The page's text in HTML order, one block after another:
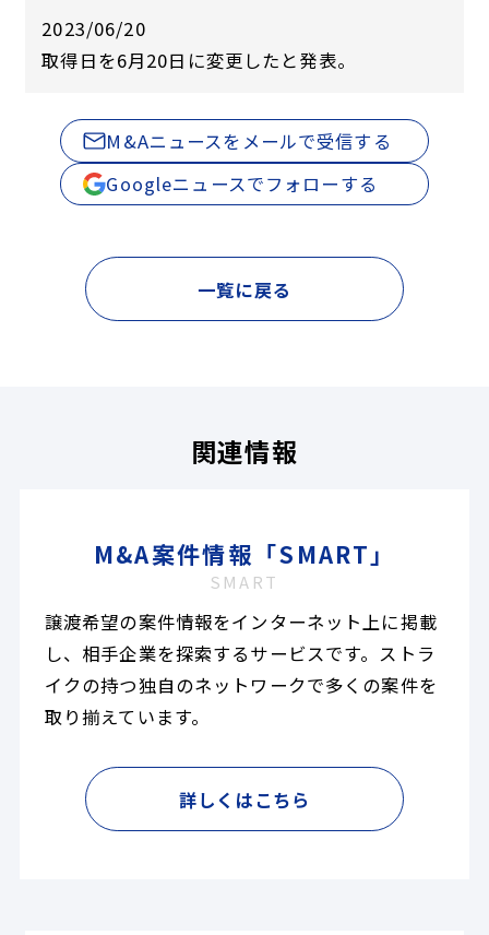
2023/06/20
取得日を6月20日に変更したと発表。
M&Aニュースをメールで受信する
Googleニュースでフォローする
一覧に戻る
関連情報
M&A案件情報「SMART」
SMART
譲渡希望の案件情報をインターネット上に掲載
し、相手企業を探索するサービスです。ストラ
イクの持つ独自のネットワークで多くの案件を
取り揃えています。
詳しくはこちら